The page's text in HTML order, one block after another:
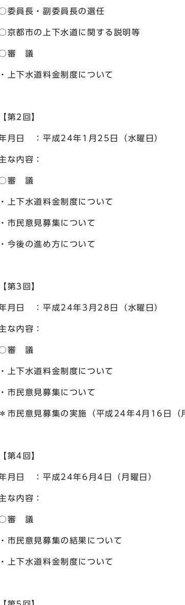
委員長・副委員長の選任
京都市の上下水道に関する説明等
審 議
・上下水道料金制度について
【第2回】
月日 ：平成24年1月25日（水曜日）
な内容：
審 議
・上下水道料金制度について
・市民意見募集について
・今後の進め方について
【第3回】
月日 ：平成24年3月28日（水曜日）
な内容：
審 議
・上下水道料金制度について
・市民意見募集について
＊市民意見募集の実施（平成24年4月16日（
【第4回】
月日 ：平成24年6月4日（月曜日）
な内容：
審 議
・市民意見募集の結果について
・上下水道料金制度について